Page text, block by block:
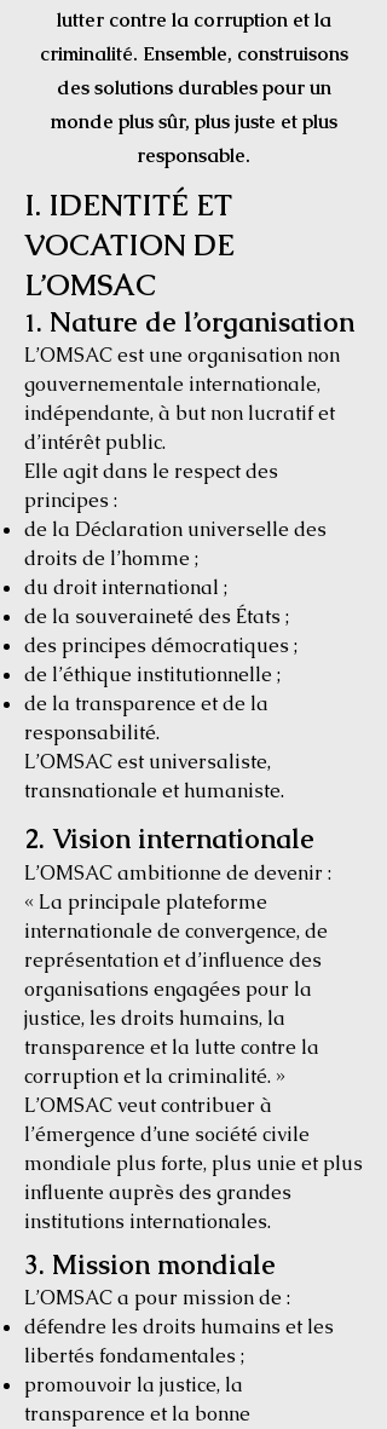
lutter contre la corruption et la
criminalité. Ensemble, construisons
des solutions durables pour un
monde plus sûr, plus juste et plus
responsable.
I. IDENTITÉ ET
VOCATION DE
L’OMSAC
1. Nature de l’organisation
L’OMSAC est une organisation non
gouvernementale internationale,
indépendante, à but non lucratif et
d’intérêt public.
Elle agit dans le respect des
principes :
de la Déclaration universelle des
droits de l’homme ;
du droit international ;
de la souveraineté des États ;
des principes démocratiques ;
de l’éthique institutionnelle ;
de la transparence et de la
responsabilité.
L’OMSAC est universaliste,
transnationale et humaniste.
2. Vision internationale
L’OMSAC ambitionne de devenir :
« La principale plateforme
internationale de convergence, de
représentation et d’influence des
organisations engagées pour la
justice, les droits humains, la
transparence et la lutte contre la
corruption et la criminalité. »
L’OMSAC veut contribuer à
l’émergence d’une société civile
mondiale plus forte, plus unie et plus
influente auprès des grandes
institutions internationales.
3. Mission mondiale
L’OMSAC a pour mission de :
défendre les droits humains et les
libertés fondamentales ;
promouvoir la justice, la
transparence et la bonne